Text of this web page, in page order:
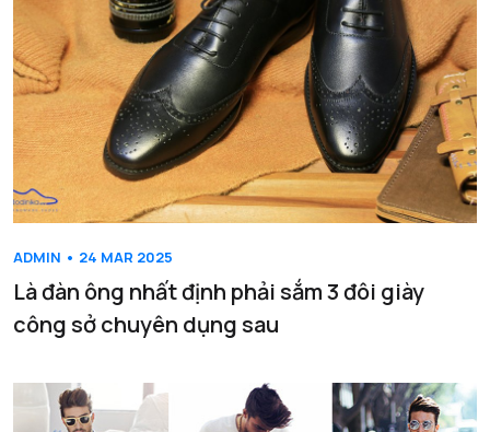
ADMIN • 24 MAR 2025
Là đàn ông nhất định phải sắm 3 đôi giày
công sở chuyên dụng sau